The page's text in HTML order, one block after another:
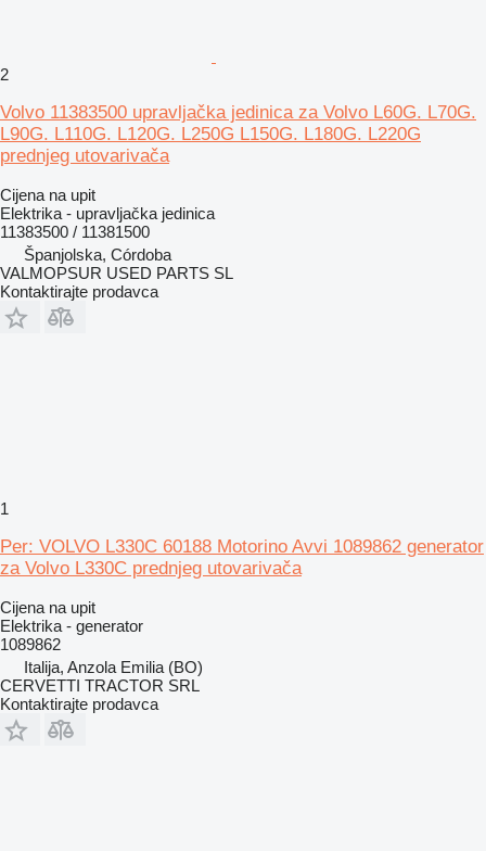
2
Volvo 11383500 upravljačka jedinica za Volvo L60G. L70G.
L90G. L110G. L120G. L250G L150G. L180G. L220G
prednjeg utovarivača
Cijena na upit
Elektrika - upravljačka jedinica
11383500 / 11381500
Španjolska, Córdoba
VALMOPSUR USED PARTS SL
Kontaktirajte prodavca
1
Per: VOLVO L330C 60188 Motorino Avvi 1089862 generator
za Volvo L330C prednjeg utovarivača
Cijena na upit
Elektrika - generator
1089862
Italija, Anzola Emilia (BO)
CERVETTI TRACTOR SRL
Kontaktirajte prodavca